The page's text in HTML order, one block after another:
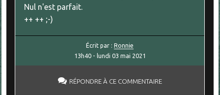
Nul n'est parfait.
++ ++ ;-)
Écrit par :Ronnie
13h40- lundi 03 mai 2021
RÉPONDRE À CE COMMENTAIRE